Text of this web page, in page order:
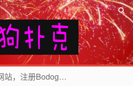
欢迎访问博狗扑克网站，注册博狗扑克免费送10美元现金和2张比赛门票